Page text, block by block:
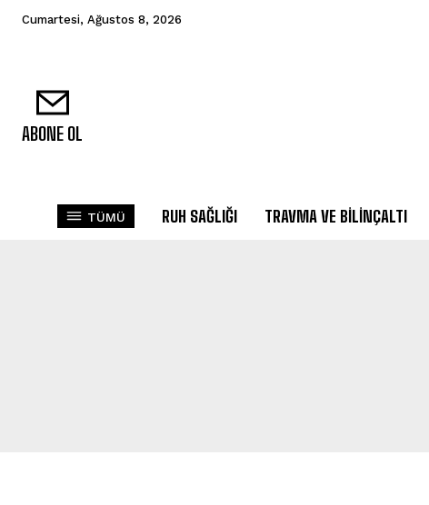
Cumartesi, Ağustos 8, 2026
ABONE OL
TÜMÜ RUH SAĞLIĞI TRAVMA VE BILINÇALTI